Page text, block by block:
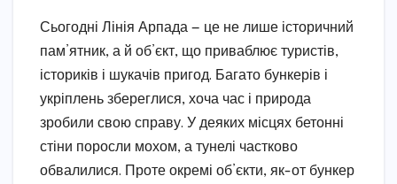
Сьогодні Лінія Арпада — це не лише історичний
пам’ятник, а й об’єкт, що приваблює туристів,
істориків і шукачів пригод. Багато бункерів і
укріплень збереглися, хоча час і природа
зробили свою справу. У деяких місцях бетонні
стіни поросли мохом, а тунелі частково
обвалилися. Проте окремі об’єкти, як-от бункер